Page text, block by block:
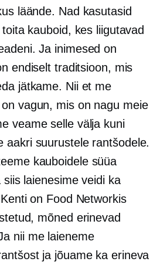
läände. Nad kasutasid
kauboid, kes liigutavad
Ja inimesed on
endiselt traditsioon, mis
jätkame. Nii et me
vagun, mis on nagu meie
veame selle välja kuni
aakri suurustele rantšodele.
kauboidele süüa
siis laienesime veidi ka
on Food Networkis
mõned erinevad
nii me laieneme
ja jõuame ka erineva